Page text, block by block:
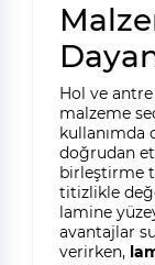
Hol ve
malzeme
kullanımda
doğrudan
birleştirme
titizlikle
lamine
avantajlar
verirken,